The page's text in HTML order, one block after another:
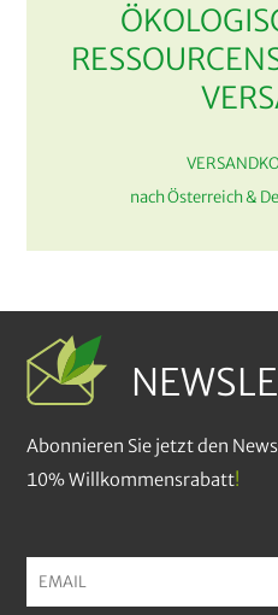
nach Österreich &
Abonnieren Sie jetzt den
10% Willkommensrabatt!